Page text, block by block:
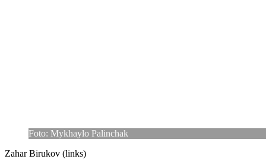
Foto: Mykhaylo Palinchak
Zahar Birukov (links)